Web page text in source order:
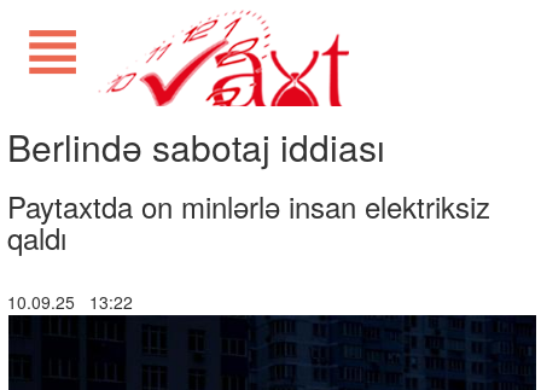
Berlində sabotaj iddiası
Paytaxtda on minlərlə insan elektriksiz
qaldı
10.09.25 13:22